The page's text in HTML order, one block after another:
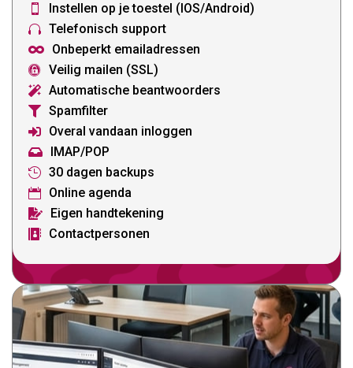
 Instellen op je toestel (IOS/Android)
 Telefonisch support
 Onbeperkt emailadressen
 Veilig mailen (SSL)
 Automatische beantwoorders
 Spamfilter
 Overal vandaan inloggen
 IMAP/POP
 30 dagen backups
 Online agenda
 Eigen handtekening
 Contactpersonen